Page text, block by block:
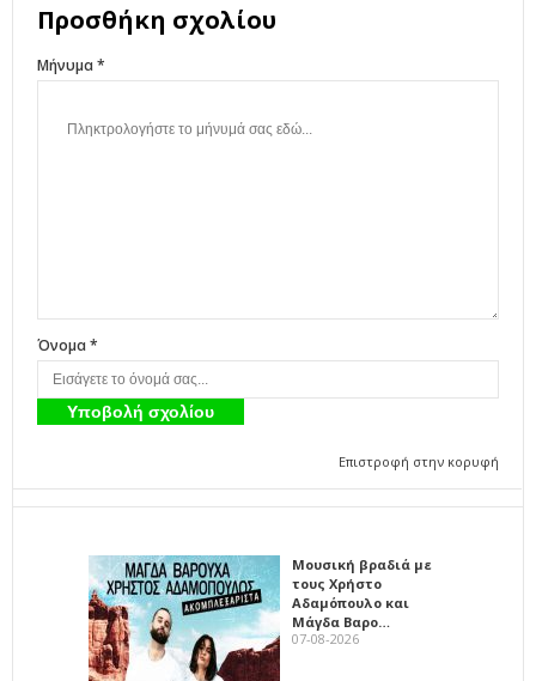
Προσθήκη σχολίου
Μήνυμα *
Όνομα *
Επιστροφή στην κορυφή
Μουσική βραδιά με
τους Χρήστο
Αδαμόπουλο και
Μάγδα Βαρο…
07-08-2026